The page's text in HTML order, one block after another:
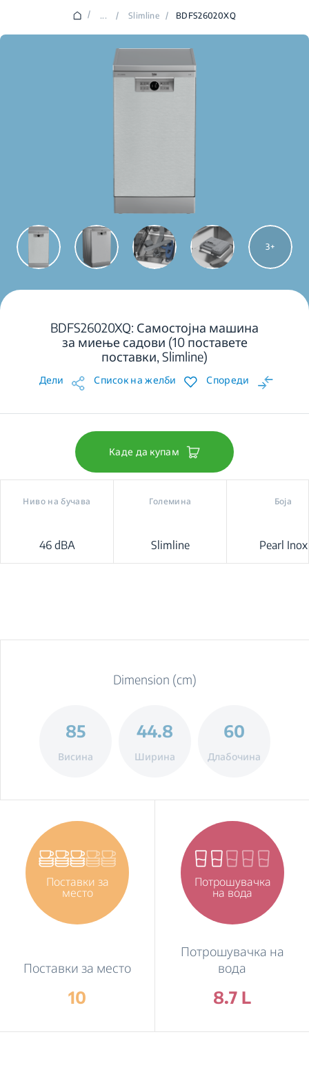
/ ... / Slimline / BDFS26020XQ
3
BDFS26020XQ: Самостојна машина
за миење садови (10 поставете
поставки, Slimline)
Дели Список на желби Спореди
Каде да купам
Ниво на бучава
46 dBA
Големина
Slimline
Боја
Pearl Inox
Dimension (cm)
85
Висина
44.8
Ширина
60
Длабочина
Поставки за
место
Поставки за место
10
Потрошувачка
на вода
Потрошувачка на
вода
8.7 L